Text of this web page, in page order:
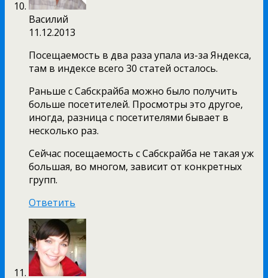
Василий
11.12.2013
Посещаемость в два раза упала из-за Яндекса,
там в индексе всего 30 статей осталось.
Раньше с Сабскрайба можно было получить
больше посетителей. Просмотры это другое,
иногда, разница с посетителями бывает в
несколько раз.
Сейчас посещаемость с Сабскрайба не такая уж
большая, во многом, зависит от конкретных
групп.
Ответить